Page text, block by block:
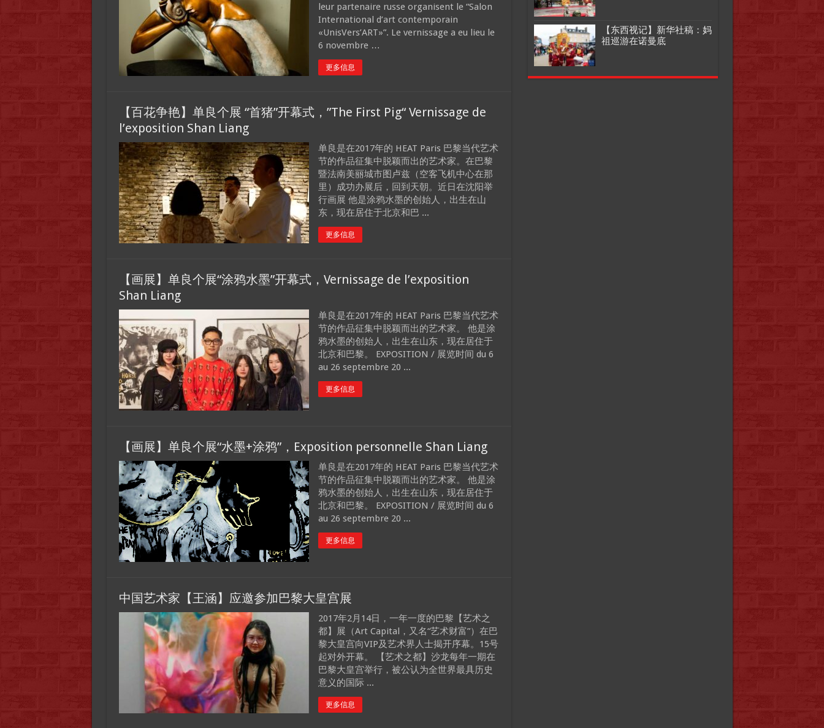
leur partenaire russe organisent le “Salon
International d’art contemporain
«UnisVers’ART»”. Le vernissage a eu lieu le
6 novembre …
更多信息
【百花争艳】单良个展 “首猪”开幕式，”The First Pig“ Vernissage de
l’exposition Shan Liang
单良是在2017年的 HEAT Paris 巴黎当代艺术
节的作品征集中脱颖而出的艺术家。在巴黎
暨法南美丽城市图卢兹（空客飞机中心在那
里）成功办展后，回到天朝。近日在沈阳举
行画展 他是涂鸦水墨的创始人，出生在山
东，现在居住于北京和巴 ...
更多信息
【画展】单良个展“涂鸦水墨”开幕式，Vernissage de l’exposition
Shan Liang
单良是在2017年的 HEAT Paris 巴黎当代艺术
节的作品征集中脱颖而出的艺术家。 他是涂
鸦水墨的创始人，出生在山东，现在居住于
北京和巴黎。 EXPOSITION / 展览时间 du 6
au 26 septembre 20 ...
更多信息
【画展】单良个展“水墨+涂鸦”，Exposition personnelle Shan Liang
单良是在2017年的 HEAT Paris 巴黎当代艺术
节的作品征集中脱颖而出的艺术家。 他是涂
鸦水墨的创始人，出生在山东，现在居住于
北京和巴黎。 EXPOSITION / 展览时间 du 6
au 26 septembre 20 ...
更多信息
中国艺术家【王涵】应邀参加巴黎大皇宫展
2017年2月14日，一年一度的巴黎【艺术之
都】展（Art Capital，又名“艺术财富”）在巴
黎大皇宫向VIP及艺术界人士揭开序幕。15号
起对外开幕。 【艺术之都】沙龙每年一期在
巴黎大皇宫举行，被公认为全世界最具历史
意义的国际 ...
更多信息
【东西视记】新华社稿：妈
祖巡游在诺曼底